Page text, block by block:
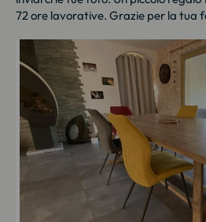
72 ore lavorative. Grazie per la tua